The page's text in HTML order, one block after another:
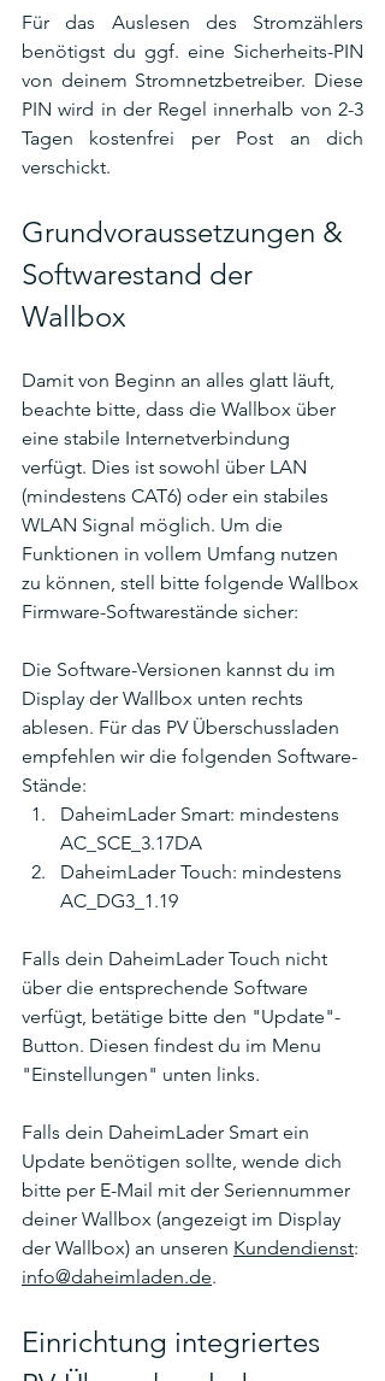
Für das Auslesen des Stromzählers
benötigst du ggf. eine Sicherheits-PIN
von deinem Stromnetzbetreiber. Diese
PIN wird in der Regel innerhalb von 2-3
Tagen kostenfrei per Post an dich
verschickt.
Grundvoraussetzungen &
Softwarestand der
Wallbox
Damit von Beginn an alles glatt läuft,
beachte bitte, dass die Wallbox über
eine stabile Internetverbindung
verfügt. Dies ist sowohl über LAN
(mindestens CAT6) oder ein stabiles
WLAN Signal möglich. Um die
Funktionen in vollem Umfang nutzen
zu können, stell bitte folgende Wallbox
Firmware-Softwarestände sicher:
Die Software-Versionen kannst du im
Display der Wallbox unten rechts
ablesen. Für das PV Überschussladen
empfehlen wir die folgenden Software-
Stände:
DaheimLader Smart: mindestens
AC_SCE_3.17DA
DaheimLader Touch: mindestens
AC_DG3_1.19
Falls dein DaheimLader Touch nicht
über die entsprechende Software
verfügt, betätige bitte den "Update"-
Button. Diesen findest du im Menu
"Einstellungen" unten links.
Falls dein DaheimLader Smart ein
Update benötigen sollte, wende dich
bitte per E-Mail mit der Seriennummer
deiner Wallbox (angezeigt im Display
der Wallbox) an unseren Kundendienst:
info@daheimladen.de.
Einrichtung integriertes